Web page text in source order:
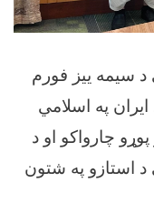
د سیمه ییز فورم
په اسلامي
چارواکو او د
د استازو په شتون